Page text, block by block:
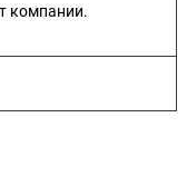
компании.